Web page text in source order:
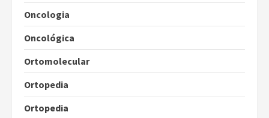
Oncologia
Oncológica
Ortomolecular
Ortopedia
Ortopedia